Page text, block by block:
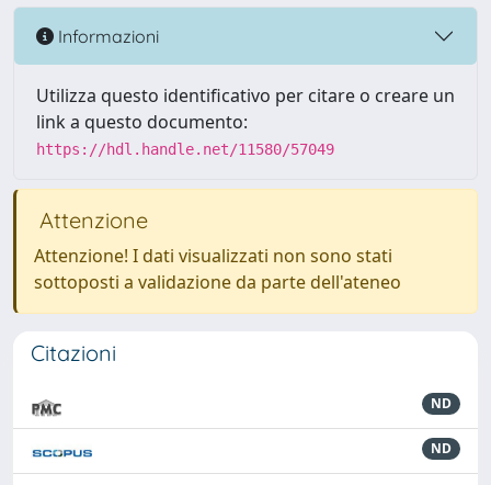
Informazioni
Utilizza questo identificativo per citare o creare un
link a questo documento:
https://hdl.handle.net/11580/57049
Attenzione
Attenzione! I dati visualizzati non sono stati
sottoposti a validazione da parte dell'ateneo
Citazioni
ND
ND